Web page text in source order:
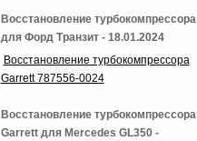
Восстановление турбокомпрессора
для Форд Транзит - 18.01.2024
Восстановление турбокомпрессора
Garrett 787556-0024
Восстановление турбокомпрессора
Garrett для Mercedes GL350 -